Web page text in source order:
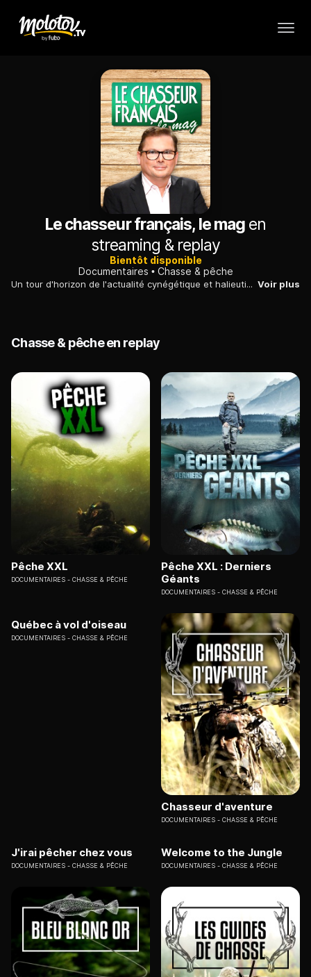
Le chasseur français, le mag en
streaming & replay
Bientôt disponible
Documentaires
Chasse & pêche
Un tour d'horizon de l'actualité cynégétique et halieutique des régions de France. Voir plus
Chasse & pêche en replay
Pêche XXL
DOCUMENTAIRES CHASSE & PÊCHE
Pêche XXL : Derniers
Géants
DOCUMENTAIRES CHASSE & PÊCHE
Québec à vol d'oiseau
DOCUMENTAIRES CHASSE & PÊCHE
Chasseur d'aventure
DOCUMENTAIRES CHASSE & PÊCHE
J'irai pêcher chez vous
DOCUMENTAIRES CHASSE & PÊCHE
Welcome to the Jungle
DOCUMENTAIRES CHASSE & PÊCHE